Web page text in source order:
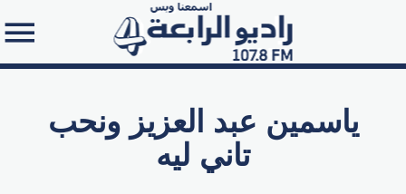
ياسمين عبد العزيز ونحب
تاني ليه